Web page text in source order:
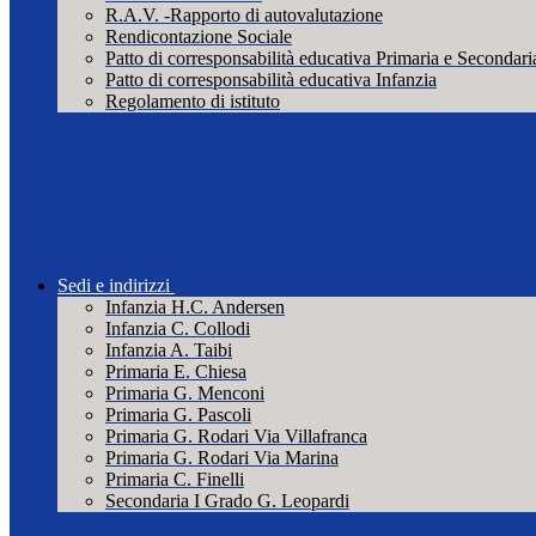
R.A.V. -Rapporto di autovalutazione
Rendicontazione Sociale
Patto di corresponsabilità educativa Primaria e
Patto di corresponsabilità educativa Infanzia
Regolamento di istituto
Sedi e indirizzi
Infanzia H.C. Andersen
Infanzia C. Collodi
Infanzia A. Taibi
Primaria E. Chiesa
Primaria G. Menconi
Primaria G. Pascoli
Primaria G. Rodari Via Villafranca
Primaria G. Rodari Via Marina
Primaria C. Finelli
Secondaria I Grado G. Leopardi